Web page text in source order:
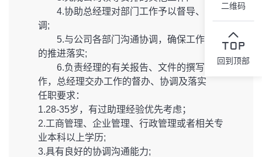
4.协助总经理对部门工作予以督导、协
调;
5.与公司各部门沟通协调，确保工作计划
的推进落实;
6.负责经理的有关报告、文件的撰写工
作，总经理交办工作的督办、协调及落实
任职要求：
1.28-35岁，有过助理经验优先考虑；
2.工商管理、企业管理、行政管理或者相关专
业本科以上学历;
3.具有良好的协调沟通能力;
二维码
回到顶部